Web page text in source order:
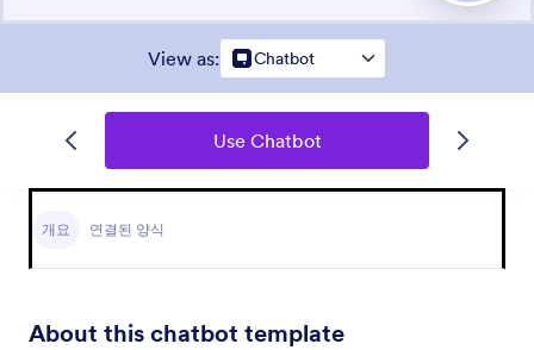
View as: Chatbot
Use Chatbot
개요 연결된 양식
About this chatbot template